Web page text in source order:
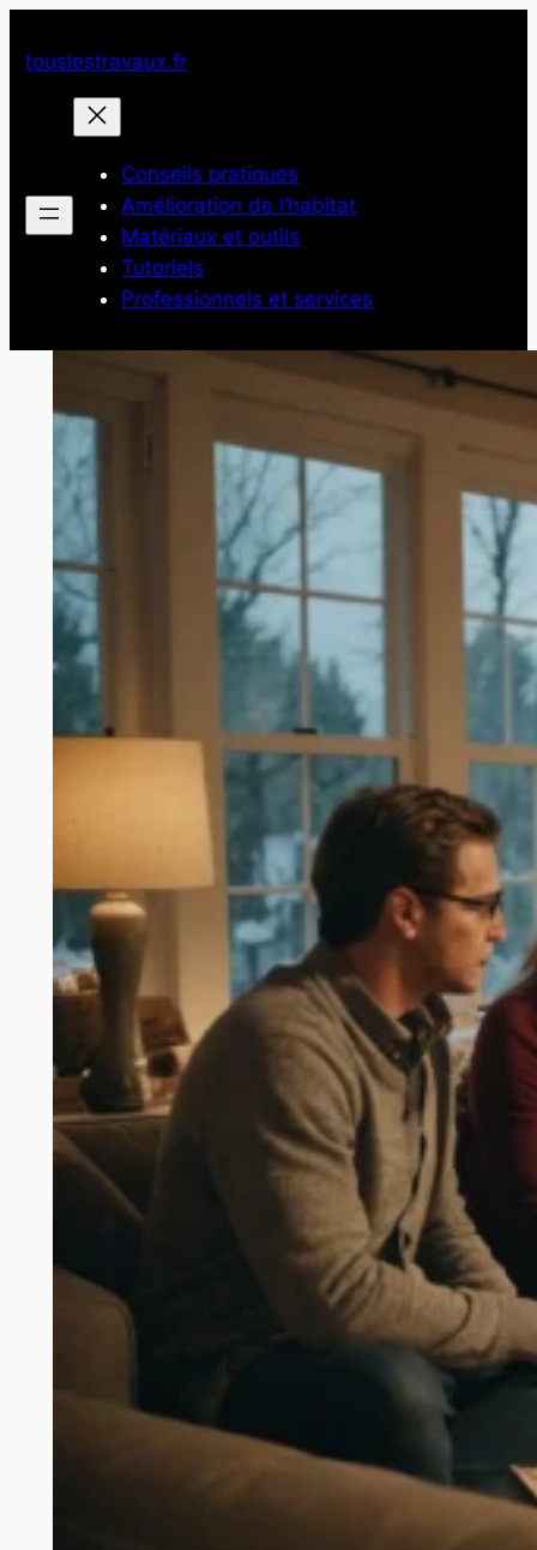
autouslestravaux.fr
Conseils pratiques
Amélioration de l’habitat
Matériaux et outils
Tutoriels
Professionnels et services